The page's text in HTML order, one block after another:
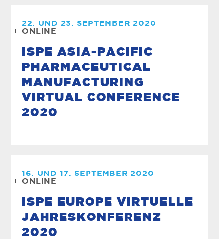
22. UND 23. SEPTEMBER 2020
ONLINE
ISPE ASIA-PACIFIC
PHARMACEUTICAL
MANUFACTURING
VIRTUAL CONFERENCE
2020
16. UND 17. SEPTEMBER 2020
ONLINE
ISPE EUROPE VIRTUELLE
JAHRESKONFERENZ
2020